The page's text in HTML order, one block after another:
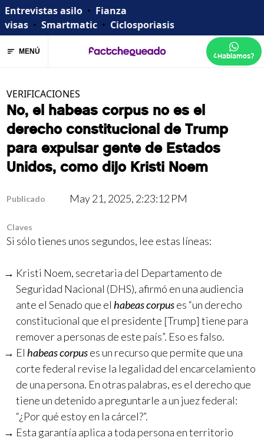
Entrevistas asilo • Fianza
visas • Smartmatic • Ciclosporiasis
MENÚ ¿Hablamos?
VERIFICACIONES
No, el habeas corpus no es el
derecho constitucional de Trump
para expulsar gente de Estados
Unidos, como dijo Kristi Noem
Publicado May 21, 2025, 2:23:12 PM
Claves
Si sólo tienes unos segundos, lee estas líneas:
Kristi Noem, secretaria del Departamento de
Seguridad Nacional (DHS), afirmó en una audiencia
ante el Senado que elhabeas corpuses “un derecho
constitucional que el presidente [Trump] tiene para
remover a personas de este país”. Eso es falso.
Elhabeas corpuses un recurso que permite que una
corte federal revise la legalidad del encarcelamiento
de una persona. En otras palabras, es el derecho que
tiene un detenido a preguntarle a un juez federal:
“¿Por qué estoy en la cárcel?”.
Esta garantía aplica a toda persona en territorio